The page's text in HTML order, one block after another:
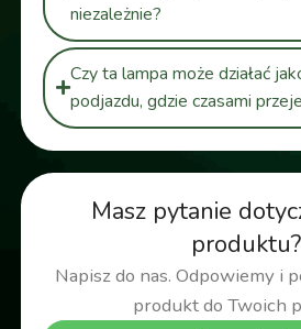
Masz pytanie
produktu?
Napisz do nas. Odpowiemy i
produkt do Twoich
niezależnie?
Czy ta lampa może działać
podjazdu, gdzie czasami